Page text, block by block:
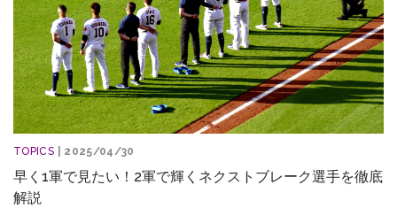
TOPICS | 2025/04/30
早く1軍で見たい！2軍で輝くネクストブレーク選手を徹底
解説